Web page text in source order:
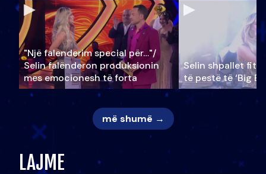
"Një falenderim special për…"/
Selin falënderon produksionin
mes emocionesh të forta
Selin shpallet
të pestë të ‘Big
më shumë →
LAJME